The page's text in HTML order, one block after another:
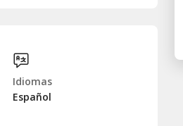
Idiomas
Español